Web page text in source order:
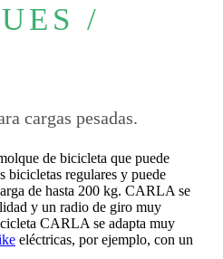
/
cargas pesadas.
de bicicleta que puede
bicicletas regulares y puede
de hasta 200 kg. CARLA se
y un radio de giro muy
CARLA se adapta muy
eléctricas, por ejemplo, con un